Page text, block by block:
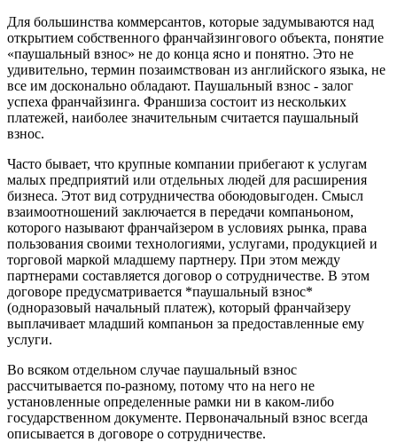
Для большинства коммерсантов, которые задумываются над
открытием собственного франчайзингового объекта, понятие
«паушальный взнос» не до конца ясно и понятно. Это не
удивительно, термин позаимствован из английского языка, не
все им досконально обладают. Паушальный взнос - залог
успеха франчайзинга. Франшиза состоит из нескольких
платежей, наиболее значительным считается паушальный
взнос.
Часто бывает, что крупные компании прибегают к услугам
малых предприятий или отдельных людей для расширения
бизнеса. Этот вид сотрудничества обоюдовыгоден. Смысл
взаимоотношений заключается в передачи компаньоном,
которого называют франчайзером в условиях рынка, права
пользования своими технологиями, услугами, продукцией и
торговой маркой младшему партнеру. При этом между
партнерами составляется договор о сотрудничестве. В этом
договоре предусматривается *паушальный взнос*
(одноразовый начальный платеж), который франчайзеру
выплачивает младший компаньон за предоставленные ему
услуги.
Во всяком отдельном случае паушальный взнос
рассчитывается по-разному, потому что на него не
установленные определенные рамки ни в каком-либо
государственном документе. Первоначальный взнос всегда
описывается в договоре о сотрудничестве.